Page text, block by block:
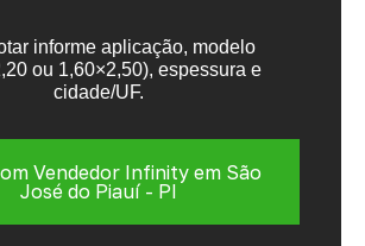
informe aplicação, modelo
ou 1,60×2,50), espessura e
cidade/UF.
Vendedor Infinity em São
José do Piauí - PI